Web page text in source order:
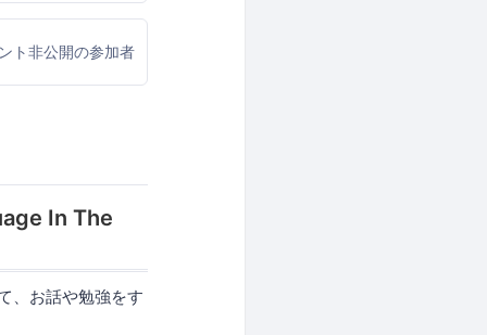
ト非公開の参加者
In The
、お話や勉強をす